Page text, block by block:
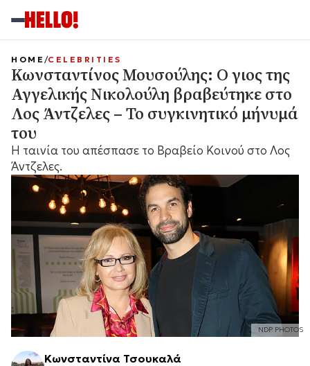
NDP PHOTOS
HOME CELEBRITIES
Κωνσταντίνος Μουσούλης: Ο γιος της
Αγγελικής Νικολούλη βραβεύτηκε στο
Λος Άντζελες – Το συγκινητικό μήνυμά
του
Η ταινία του απέσπασε το Βραβείο Κοινού στο Λος
Άντζελες.
Κωνσταντίνα Τσουκαλά